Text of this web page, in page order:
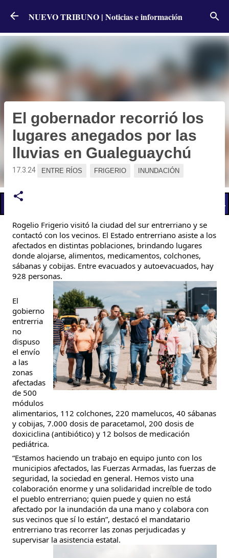
Ir al contenido principal
NUEVO TRIBUNO | Noticias e información
📢 LO ÚLTIMO
El gobernador recorrió los
lugares anegados por las
lluvias en Gualeguaychú
17.3.24 ENTRE RÍOS FRIGERIO INUNDACIÓN
Rogelio Frigerio visitó la ciudad del sur entrerriano y se
contactó con los vecinos. El Estado entrerriano asiste a los
afectados en distintas poblaciones, brindando lugares
donde alojarse, alimentos, medicamentos, colchones,
sábanas y cobijas. Entre evacuados y autoevacuados, hay
928 personas.
El
gobierno
entrerria
no
dispuso
el envío
a las
zonas
afectadas
de 500
módulos
alimentarios, 112 colchones, 220 mamelucos, 40 sábanas
y cobijas, 7.000 dosis de paracetamol, 200 dosis de
doxiciclina (antibiótico) y 12 bolsos de medicación
pediátrica.
“Estamos haciendo un trabajo en equipo junto con los
municipios afectados, las Fuerzas Armadas, las fuerzas de
seguridad, la sociedad en general. Hemos visto una
colaboración enorme y una solidaridad increíble de todo
el pueblo entrerriano; quien puede y quien no está
afectado por la inundación da una mano y colabora con
sus vecinos que sí lo están”, destacó el mandatario
entrerriano tras recorrer las zonas perjudicadas y
supervisar la asistencia estatal.